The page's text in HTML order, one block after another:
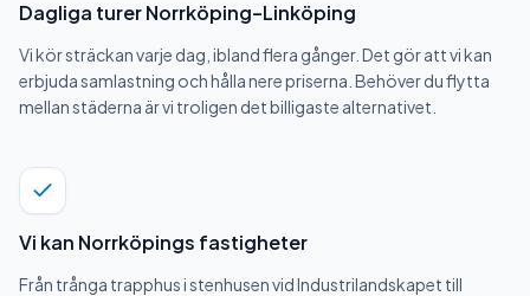
Dagliga turer Norrköping–Linköping
Vi kör sträckan varje dag, ibland flera gånger. Det gör att vi kan
erbjuda samlastning och hålla nere priserna. Behöver du flytta
mellan städerna är vi troligen det billigaste alternativet.
Vi kan Norrköpings fastigheter
Från trånga trapphus i stenhusen vid Industrilandskapet till